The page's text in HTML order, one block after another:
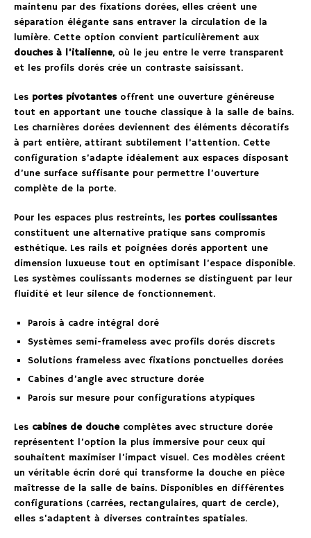
maintenu par des fixations dorées, elles créent une
séparation élégante sans entraver la circulation de la
lumière. Cette option convient particulièrement aux
douches à l’italienne, où le jeu entre le verre transparent
et les profils dorés crée un contraste saisissant.
Les portes pivotantesoffrent une ouverture généreuse
tout en apportant une touche classique à la salle de bains.
Les charnières dorées deviennent des éléments décoratifs
à part entière, attirant subtilement l’attention. Cette
configuration s’adapte idéalement aux espaces disposant
d’une surface suffisante pour permettre l’ouverture
complète de la porte.
Pour les espaces plus restreints, les portes coulissantes
constituent une alternative pratique sans compromis
esthétique. Les rails et poignées dorés apportent une
dimension luxueuse tout en optimisant l’espace disponible.
Les systèmes coulissants modernes se distinguent par leur
fluidité et leur silence de fonctionnement.
Parois à cadre intégral doré
Systèmes semi-frameless avec profils dorés discrets
Solutions frameless avec fixations ponctuelles dorées
Cabines d’angle avec structure dorée
Parois sur mesure pour configurations atypiques
Les cabines de douchecomplètes avec structure dorée
représentent l’option la plus immersive pour ceux qui
souhaitent maximiser l’impact visuel. Ces modèles créent
un véritable écrin doré qui transforme la douche en pièce
maîtresse de la salle de bains. Disponibles en différentes
configurations (carrées, rectangulaires, quart de cercle),
elles s’adaptent à diverses contraintes spatiales.